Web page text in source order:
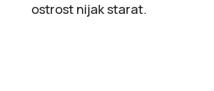
ostrost nijak starat.